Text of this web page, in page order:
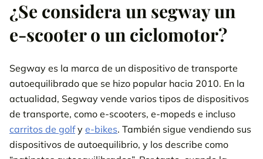
¿Se considera un segway un
e-scooter o un ciclomotor?
Segway es la marca de un dispositivo de transporte
autoequilibrado que se hizo popular hacia 2010. En la
actualidad, Segway vende varios tipos de dispositivos
de transporte, como e-scooters, e-mopeds e incluso
carritos de golfy e-bikes. También sigue vendiendo sus
dispositivos de autoequilibrio, y los describe como